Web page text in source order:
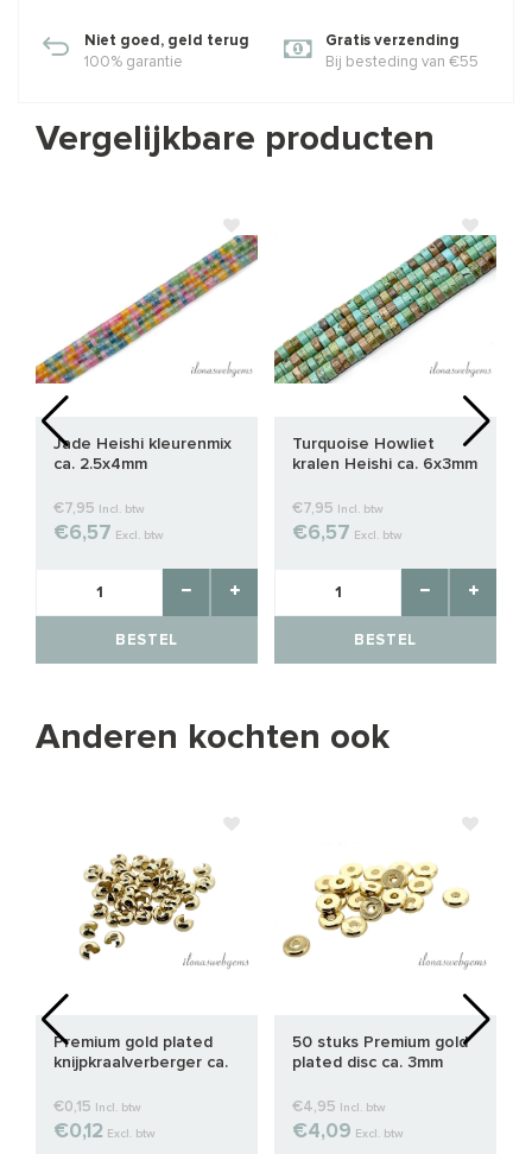
Niet goed, geld terug
100% garantie
Gratis verzending
Bij besteding van €55
Vergelijkbare producten
Jade Heishi kleurenmix
ca. 2.5x4mm
€7,95 Incl. btw
€6,57 Excl. btw
BESTEL
Turquoise Howliet
kralen Heishi ca. 6x3mm
€7,95 Incl. btw
€6,57 Excl. btw
BESTEL
Anderen kochten ook
Premium gold plated
knijpkraalverberger ca.
€0,15 Incl. btw
€0,12 Excl. btw
50 stuks Premium gold
plated disc ca. 3mm
€4,95 Incl. btw
€4,09 Excl. btw